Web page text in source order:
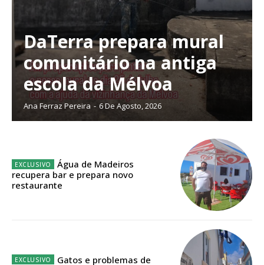
Planos de Assinatura
Faça-se assinante do Região de Cister e ajude-nos a manter este serviço
DaTerra prepara mural
comunitário na antiga
escola da Mélvoa
Ana Ferraz Pereira - 6 De Agosto, 2026
Água de Madeiros
recupera bar e prepara novo
restaurante
Gatos e problemas de